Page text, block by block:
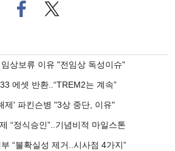
페
이
로
기
사
유
기
트위
터로
상보류 이유 "전임상 독성이슈"
에셋 반환..“TREM2는 계속”
제' 파킨슨병 "3상 중단, 이유"
“정식승인”..기념비적 마일스톤
부 “불확실성 제거..시사점 4가지”